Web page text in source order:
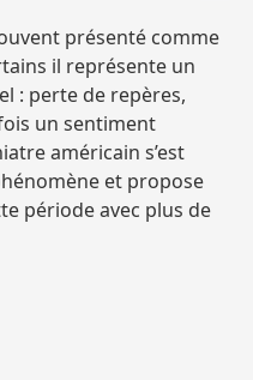
présenté comme
il représente un
: perte de repères,
un sentiment
américain s’est
et propose
période avec plus de